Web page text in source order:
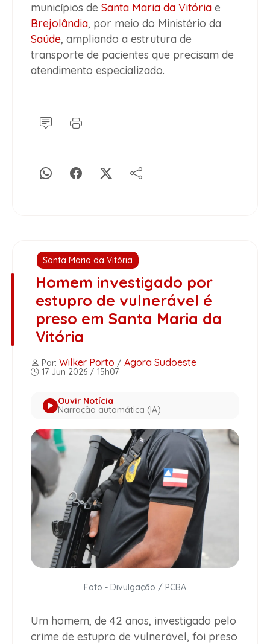
municípios de Santa Maria da Vitória e
Brejolândia, por meio do Ministério da
Saúde, ampliando a estrutura de
transporte de pacientes que precisam de
atendimento especializado.
Santa Maria da Vitória
Homem investigado por
estupro de vulnerável é
preso em Santa Maria da
Vitória
Por: Wilker Porto / Agora Sudoeste
17 Jun 2026 / 15h07
Ouvir Notícia
Narração automática (IA)
Foto - Divulgação / PCBA
Um homem, de 42 anos, investigado pelo
crime de estupro de vulnerável, foi preso